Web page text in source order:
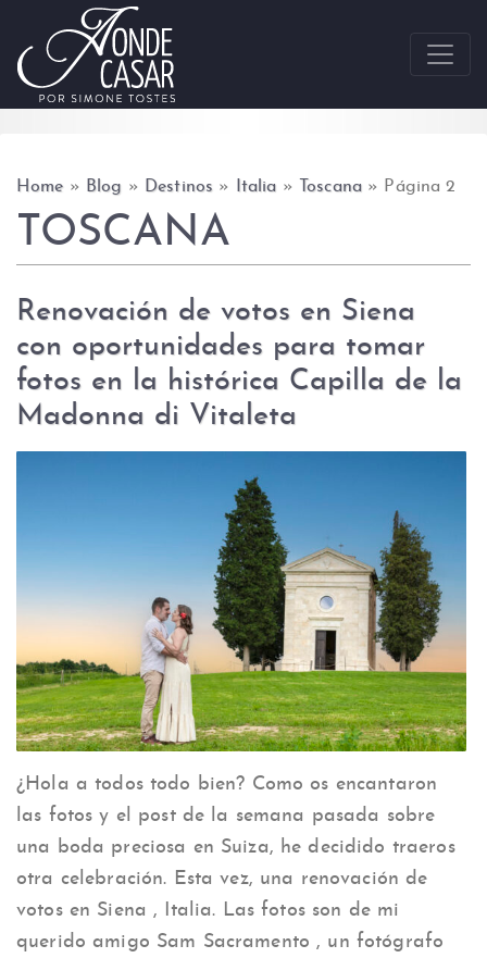
Skip to content
Home » Blog » Destinos » Italia » Toscana» Página 2
TOSCANA
Renovación de votos en Siena
con oportunidades para tomar
fotos en la histórica Capilla de la
Madonna di Vitaleta
¿Hola a todos todo bien? Como os encantaron
las fotos y el post de la semana pasada sobre
una boda preciosa en Suiza, he decidido traeros
otra celebración. Esta vez, una renovación de
votos en Siena , Italia. Las fotos son de mi
querido amigo Sam Sacramento , un fotógrafo